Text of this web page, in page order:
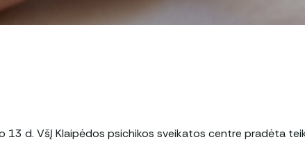
13 d. VšĮ Klaipėdos psichikos sveikatos centre pradėta